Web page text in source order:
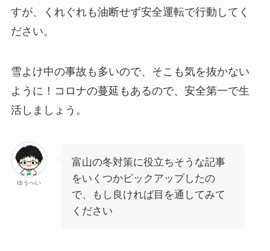
すが、くれぐれも油断せず安全運転で行動してく
ださい。
雪よけ中の事故も多いので、そこも気を抜かない
ように！コロナの蔓延もあるので、安全第一で生
活しましょう。
ゆうへい
富山の冬対策に役立ちそうな記事
をいくつかピックアップしたの
で、もし良ければ目を通してみて
ください